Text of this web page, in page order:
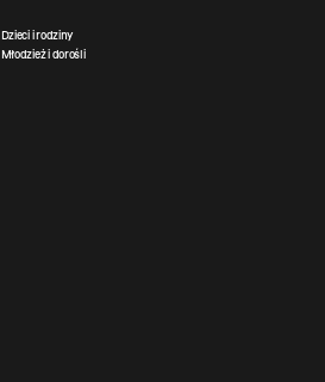
Dzieci i rodziny
Młodzież i dorośli